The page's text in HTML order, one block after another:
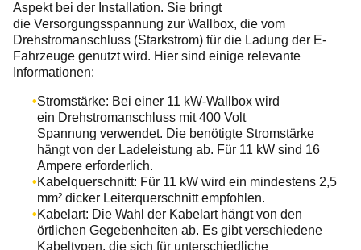
Aspekt bei der Installation. Sie bringt
die Versorgungsspannung zur Wallbox, die vom
Drehstromanschluss (Starkstrom) für die Ladung der E-
Fahrzeuge genutzt wird. Hier sind einige relevante
Informationen:
Stromstärke: Bei einer 11 kW-Wallbox wird
ein Drehstromanschluss mit 400 Volt
Spannung verwendet. Die benötigte Stromstärke
hängt von der Ladeleistung ab. Für 11 kW sind 16
Ampere erforderlich.
Kabelquerschnitt: Für 11 kW wird ein mindestens 2,5
mm² dicker Leiterquerschnitt empfohlen.
Kabelart: Die Wahl der Kabelart hängt von den
örtlichen Gegebenheiten ab. Es gibt verschiedene
Kabeltypen, die sich für unterschiedliche